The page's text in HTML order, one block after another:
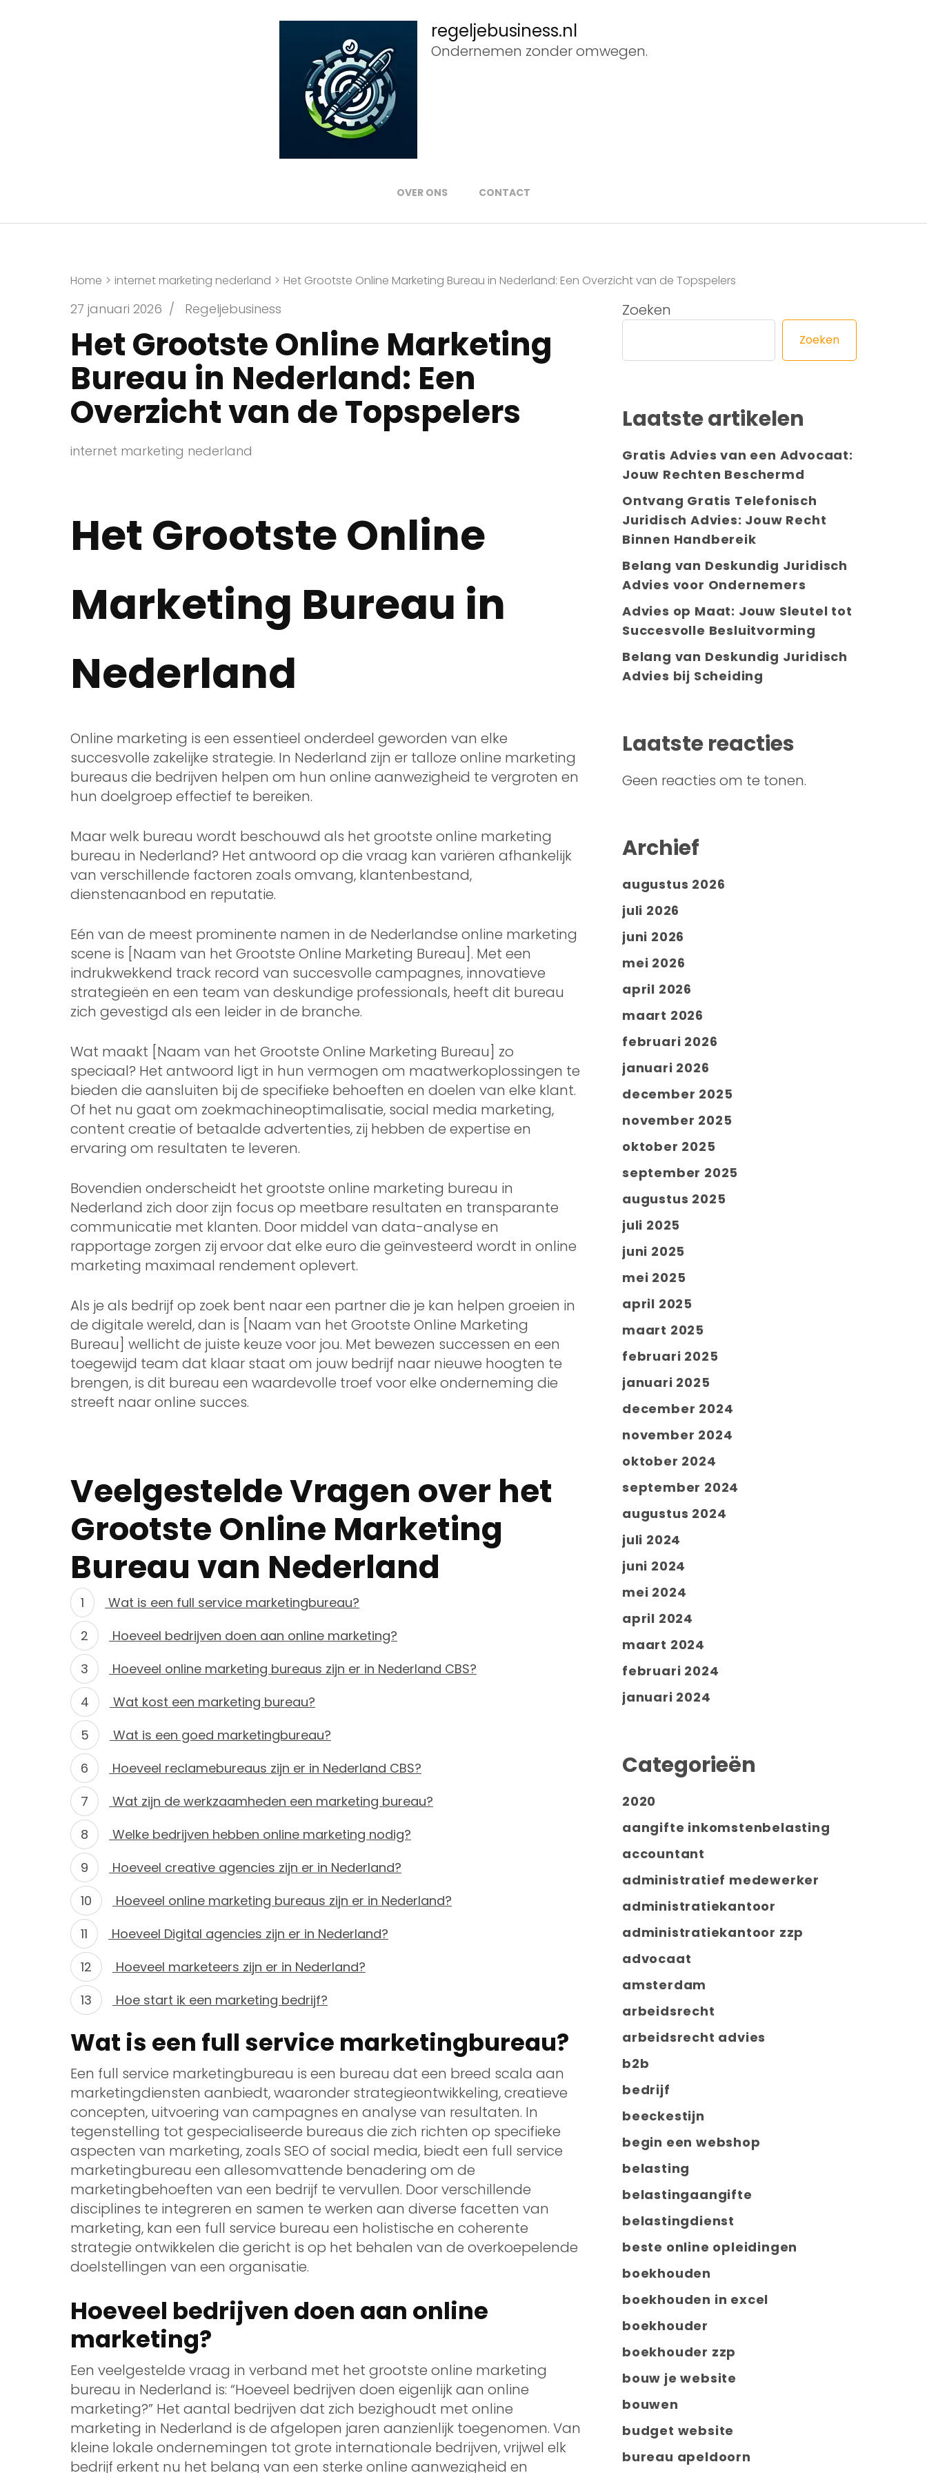
regeljebusiness.nl
Ondernemen zonder omwegen.
OVER ONS CONTACT
Home > internet marketing nederland > Het Grootste Online Marketing Bureau in Nederland: Een Overzicht van de Topspelers
27 januari 2026 / Regeljebusiness
Het Grootste Online Marketing
Bureau in Nederland: Een
Overzicht van de Topspelers
internet marketing nederland
Het Grootste Online
Marketing Bureau in
Nederland
Online marketing is een essentieel onderdeel geworden van elke
succesvolle zakelijke strategie. In Nederland zijn er talloze online marketing
bureaus die bedrijven helpen om hun online aanwezigheid te vergroten en
hun doelgroep effectief te bereiken.
Maar welk bureau wordt beschouwd als het grootste online marketing
bureau in Nederland? Het antwoord op die vraag kan variëren afhankelijk
van verschillende factoren zoals omvang, klantenbestand,
dienstenaanbod en reputatie.
Eén van de meest prominente namen in de Nederlandse online marketing
scene is [Naam van het Grootste Online Marketing Bureau]. Met een
indrukwekkend track record van succesvolle campagnes, innovatieve
strategieën en een team van deskundige professionals, heeft dit bureau
zich gevestigd als een leider in de branche.
Wat maakt [Naam van het Grootste Online Marketing Bureau] zo
speciaal? Het antwoord ligt in hun vermogen om maatwerkoplossingen te
bieden die aansluiten bij de specifieke behoeften en doelen van elke klant.
Of het nu gaat om zoekmachineoptimalisatie, social media marketing,
content creatie of betaalde advertenties, zij hebben de expertise en
ervaring om resultaten te leveren.
Bovendien onderscheidt het grootste online marketing bureau in
Nederland zich door zijn focus op meetbare resultaten en transparante
communicatie met klanten. Door middel van data-analyse en
rapportage zorgen zij ervoor dat elke euro die geïnvesteerd wordt in online
marketing maximaal rendement oplevert.
Als je als bedrijf op zoek bent naar een partner die je kan helpen groeien in
de digitale wereld, dan is [Naam van het Grootste Online Marketing
Bureau] wellicht de juiste keuze voor jou. Met bewezen successen en een
toegewijd team dat klaar staat om jouw bedrijf naar nieuwe hoogten te
brengen, is dit bureau een waardevolle troef voor elke onderneming die
streeft naar online succes.
Veelgestelde Vragen over het
Grootste Online Marketing
Bureau van Nederland
Wat is een full service marketingbureau?
Hoeveel bedrijven doen aan online marketing?
Hoeveel online marketing bureaus zijn er in Nederland CBS?
Wat kost een marketing bureau?
Wat is een goed marketingbureau?
Hoeveel reclamebureaus zijn er in Nederland CBS?
Wat zijn de werkzaamheden een marketing bureau?
Welke bedrijven hebben online marketing nodig?
Hoeveel creative agencies zijn er in Nederland?
Hoeveel online marketing bureaus zijn er in Nederland?
Hoeveel Digital agencies zijn er in Nederland?
Hoeveel marketeers zijn er in Nederland?
Hoe start ik een marketing bedrijf?
Wat is een full service marketingbureau?
Een full service marketingbureau is een bureau dat een breed scala aan
marketingdiensten aanbiedt, waaronder strategieontwikkeling, creatieve
concepten, uitvoering van campagnes en analyse van resultaten. In
tegenstelling tot gespecialiseerde bureaus die zich richten op specifieke
aspecten van marketing, zoals SEO of social media, biedt een full service
marketingbureau een allesomvattende benadering om de
marketingbehoeften van een bedrijf te vervullen. Door verschillende
disciplines te integreren en samen te werken aan diverse facetten van
marketing, kan een full service bureau een holistische en coherente
strategie ontwikkelen die gericht is op het behalen van de overkoepelende
doelstellingen van een organisatie.
Hoeveel bedrijven doen aan online
marketing?
Een veelgestelde vraag in verband met het grootste online marketing
bureau in Nederland is: “Hoeveel bedrijven doen eigenlijk aan online
marketing?” Het aantal bedrijven dat zich bezighoudt met online
marketing in Nederland is de afgelopen jaren aanzienlijk toegenomen. Van
kleine lokale ondernemingen tot grote internationale bedrijven, vrijwel elk
bedrijf erkent nu het belang van een sterke online aanwezigheid en
Zoeken
Zoeken
Laatste artikelen
Gratis Advies van een Advocaat:
Jouw Rechten Beschermd
Ontvang Gratis Telefonisch
Juridisch Advies: Jouw Recht
Binnen Handbereik
Belang van Deskundig Juridisch
Advies voor Ondernemers
Advies op Maat: Jouw Sleutel tot
Succesvolle Besluitvorming
Belang van Deskundig Juridisch
Advies bij Scheiding
Laatste reacties
Geen reacties om te tonen.
Archief
augustus 2026
juli 2026
juni 2026
mei 2026
april 2026
maart 2026
februari 2026
januari 2026
december 2025
november 2025
oktober 2025
september 2025
augustus 2025
juli 2025
juni 2025
mei 2025
april 2025
maart 2025
februari 2025
januari 2025
december 2024
november 2024
oktober 2024
september 2024
augustus 2024
juli 2024
juni 2024
mei 2024
april 2024
maart 2024
februari 2024
januari 2024
Categorieën
2020
aangifte inkomstenbelasting
accountant
administratief medewerker
administratiekantoor
administratiekantoor zzp
advocaat
amsterdam
arbeidsrecht
arbeidsrecht advies
b2b
bedrijf
beeckestijn
begin een webshop
belasting
belastingaangifte
belastingdienst
beste online opleidingen
boekhouden
boekhouden in excel
boekhouder
boekhouder zzp
bouw je website
bouwen
budget website
bureau apeldoorn